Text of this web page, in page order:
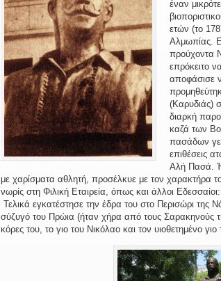
έναν
ετών (το
Αλμωπίας.
προύχοντα
επρόκειτο
αποφάσισε
(Καρυδιάς)
διαρκή
καζά των
πασάδων
επιθέσεις
Αλή Πασά.
με χαρίσματα αθλητή, προσέλκυε με τον χαρακτήρα
νωρίς στη Φιλική Εταιρεία, όπως και άλλοι
Τελικά εγκατέστησε την έδρα του στο Περισώρι
σύζυγό του Πρώια (ήταν χήρα από τους Σαρακηνούς
κόρες του, το γιο του Νικόλαο και τον υιοθετημένο γιο